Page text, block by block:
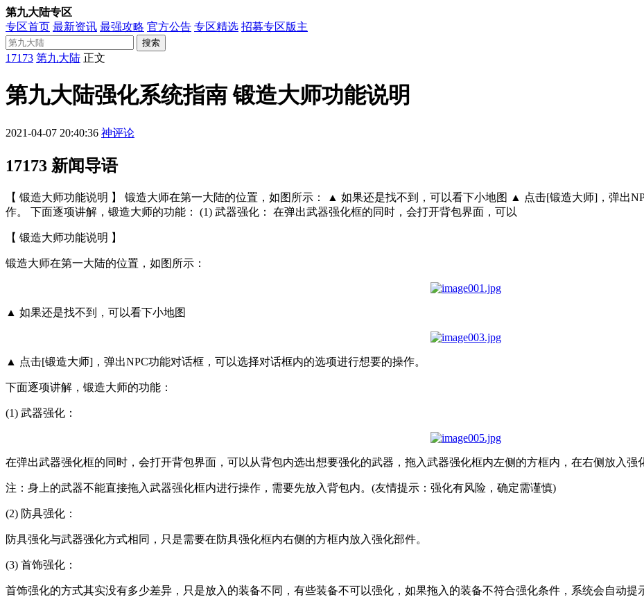
第九大陆专区
专区首页 最新资讯 最强攻略 官方公告 专区精选 招募专区版主
搜索
17173 第九大陆 正文
第九大陆强化系统指南 锻造大师功能说明
2021-04-07 20:40:36 神评论
17173 新闻导语
【 锻造大师功能说明 】 锻造大师在第一大陆的位置，如图所示： ▲ 如果还是找不到，可以看下小地图 ▲ 点击[锻造大师]，弹出
作。 下面逐项讲解，锻造大师的功能： (1) 武器强化： 在弹出武器强化框的同时，会打开背包界面，可以
【 锻造大师功能说明 】
锻造大师在第一大陆的位置，如图所示：
▲ 如果还是找不到，可以看下小地图
▲ 点击[锻造大师]，弹出NPC功能对话框，可以选择对话框内的选项进行想要的操作。
下面逐项讲解，锻造大师的功能：
(1) 武器强化：
在弹出武器强化框的同时，会打开背包界面，可以从背包内选出想要强化的武器，拖入武器强化框内左侧的方框内，在右侧放入强
注：身上的武器不能直接拖入武器强化框内进行操作，需要先放入背包内。(友情提示：强化有风险，确定需谨慎)
(2) 防具强化：
防具强化与武器强化方式相同，只是需要在防具强化框内右侧的方框内放入强化部件。
(3) 首饰强化：
首饰强化的方式其实没有多少差异，只是放入的装备不同，有些装备不可以强化，如果拖入的装备不符合强化条件，系统会自动提